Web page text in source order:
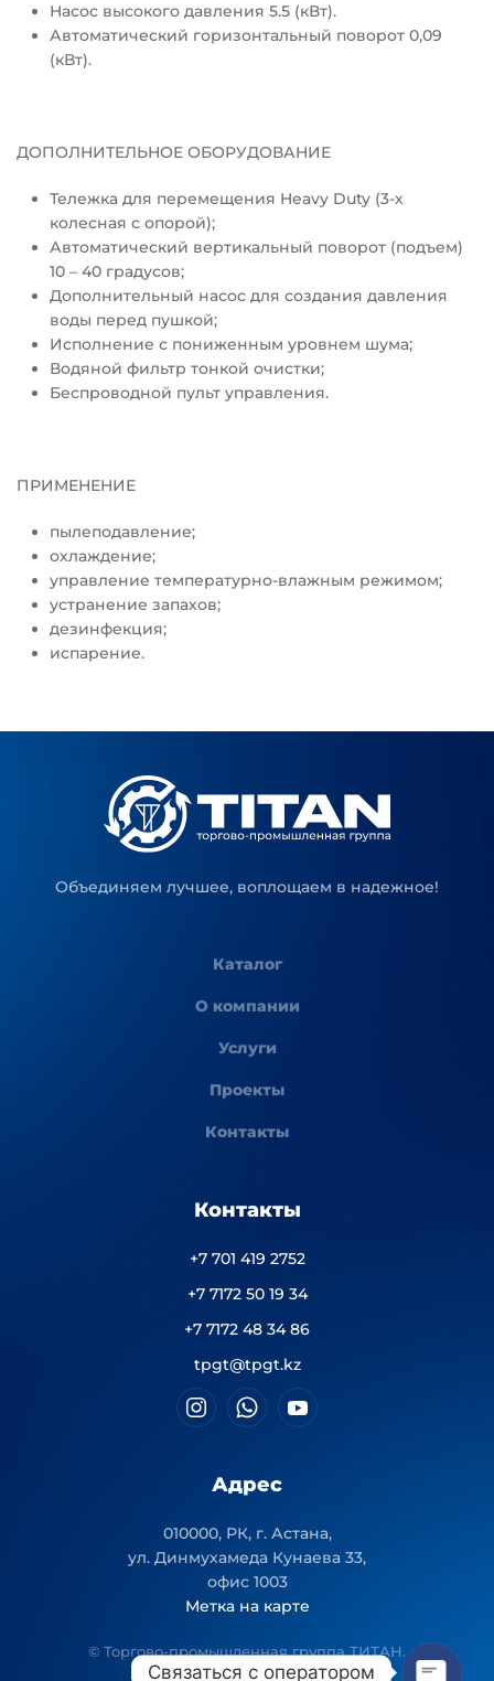
Насос высокого давления 5.5 (кВт).
Автоматический горизонтальный поворот 0,09
(кВт).
ДОПОЛНИТЕЛЬНОЕ ОБОРУДОВАНИЕ
Тележка для перемещения Heavy Duty (3-х
колесная с опорой);
Автоматический вертикальный поворот (подъем)
10 – 40 градусов;
Дополнительный насос для создания давления
воды перед пушкой;
Исполнение с пониженным уровнем шума;
Водяной фильтр тонкой очистки;
Беспроводной пульт управления.
ПРИМЕНЕНИЕ
пылеподавление;
охлаждение;
управление температурно-влажным режимом;
устранение запахов;
дезинфекция;
испарение.
Объединяем лучшее, воплощаем в надежное!
Каталог
О компании
Услуги
Проекты
Контакты
Контакты
+7 701 419 2752
+7 7172 50 19 34
+7 7172 48 34 86
tpgt@tpgt.kz
Адрес
010000, РК, г. Астана,
ул. Динмухамеда Кунаева 33,
офис 1003
Метка на карте
© Торгово-промышленная группа ТИТАН.
Связаться с оператором